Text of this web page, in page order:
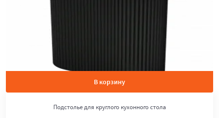
В корзину
Подстолье для круглого кухонного стола